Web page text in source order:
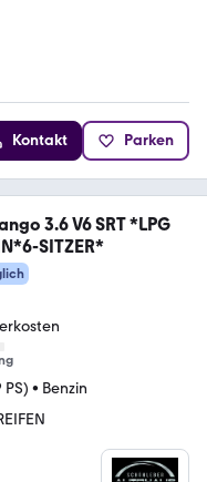
Kontakt Parken
3.6 V6 SRT *LPG
SITZER*
• Benzin